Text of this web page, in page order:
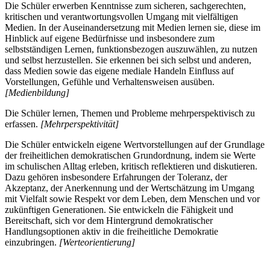
Die Schüler erwerben Kenntnisse zum sicheren, sachgerechten,
kritischen und verantwortungsvollen Umgang mit vielfältigen
Medien. In der Auseinandersetzung mit Medien lernen sie, diese im
Hinblick auf eigene Bedürfnisse und insbesondere zum
selbstständigen Lernen, funktionsbezogen auszuwählen, zu nutzen
und selbst herzustellen. Sie erkennen bei sich selbst und anderen,
dass Medien sowie das eigene mediale Handeln Einfluss auf
Vorstellungen, Gefühle und Verhaltensweisen ausüben.
[Medienbildung]
Die Schüler lernen, Themen und Probleme mehrperspektivisch zu
erfassen. [Mehrperspektivität]
Die Schüler entwickeln eigene Wertvorstellungen auf der Grundlage
der freiheitlichen demokratischen Grundordnung, indem sie Werte
im schulischen Alltag erleben, kritisch reflektieren und diskutieren.
Dazu gehören insbesondere Erfahrungen der Toleranz, der
Akzeptanz, der Anerkennung und der Wertschätzung im Umgang
mit Vielfalt sowie Respekt vor dem Leben, dem Menschen und vor
zukünftigen Generationen. Sie entwickeln die Fähigkeit und
Bereitschaft, sich vor dem Hintergrund demokratischer
Handlungsoptionen aktiv in die freiheitliche Demokratie
einzubringen. [Werteorientierung]